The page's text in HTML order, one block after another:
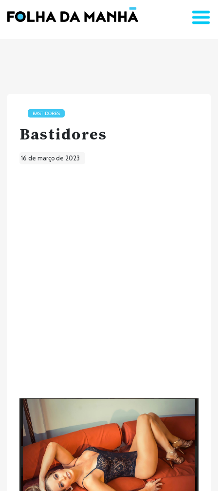
BASTIDORES
Bastidores
16 de março de 2023